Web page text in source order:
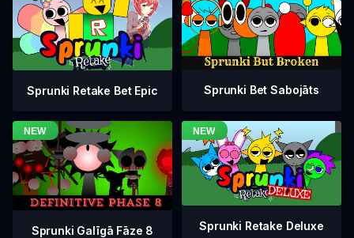
Sprunki Retake Bet Epic Sprunki Bet Sabojāts
Sprunki Galīgā Fāze 8 Sprunki Retake Deluxe